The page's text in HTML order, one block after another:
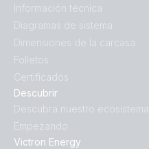
Descubrir
Descubra nuestro ecosistema
Empezando
Victron Energy
Información técnica
Diagramas de sistema
Dimensiones de la carcasa
Folletos
Certificados